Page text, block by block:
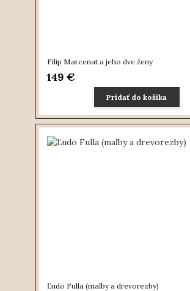
Filip Marcenat a jeho dve ženy
149 €
Pridať do košíka
Ľudo Fulla (maľby a drevorezby)